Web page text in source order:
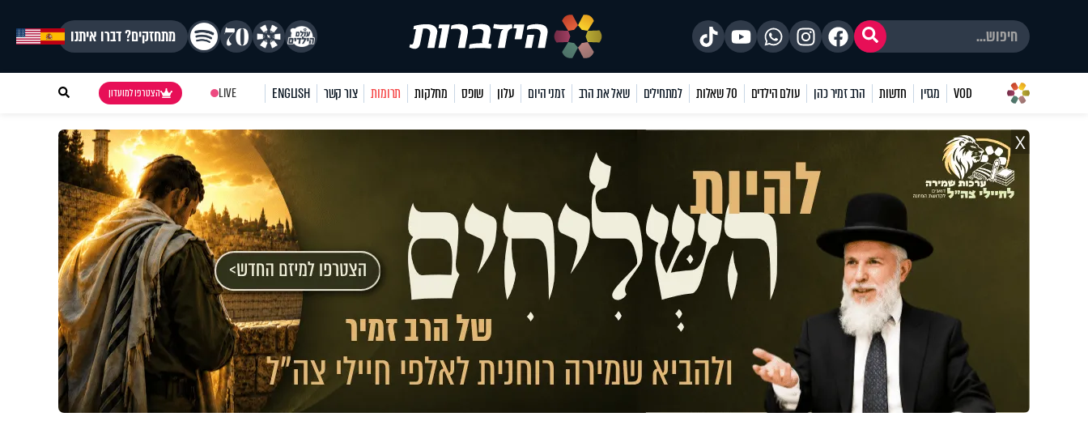
מתחזקים? דברו איתנו
VOD מגזין חדשות הרב זמיר כהן עולם הילדים 70 שאלות למתחילים שאל את הרב זמני היום עלון שופס מחלקות תרומות צור קשר ENGLISH
LIVE הצטרפו למועדון
X